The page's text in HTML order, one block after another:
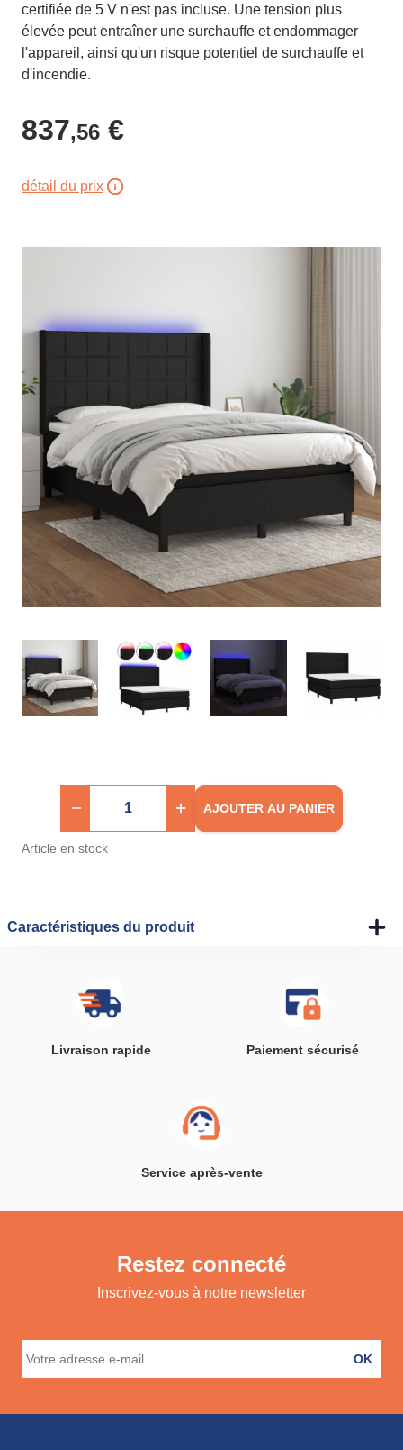
certifiée de 5 V n'est pas incluse. Une tension plus
élevée peut entraîner une surchauffe et endommager
l'appareil, ainsi qu'un risque potentiel de surchauffe et
d'incendie.
837,56 €
détail du prix
AJOUTER AU PANIER
Article en stock
Caractéristiques du produit
Livraison rapide Paiement sécurisé
Service après-vente
Restez connecté
Inscrivez-vous à notre newsletter
OK